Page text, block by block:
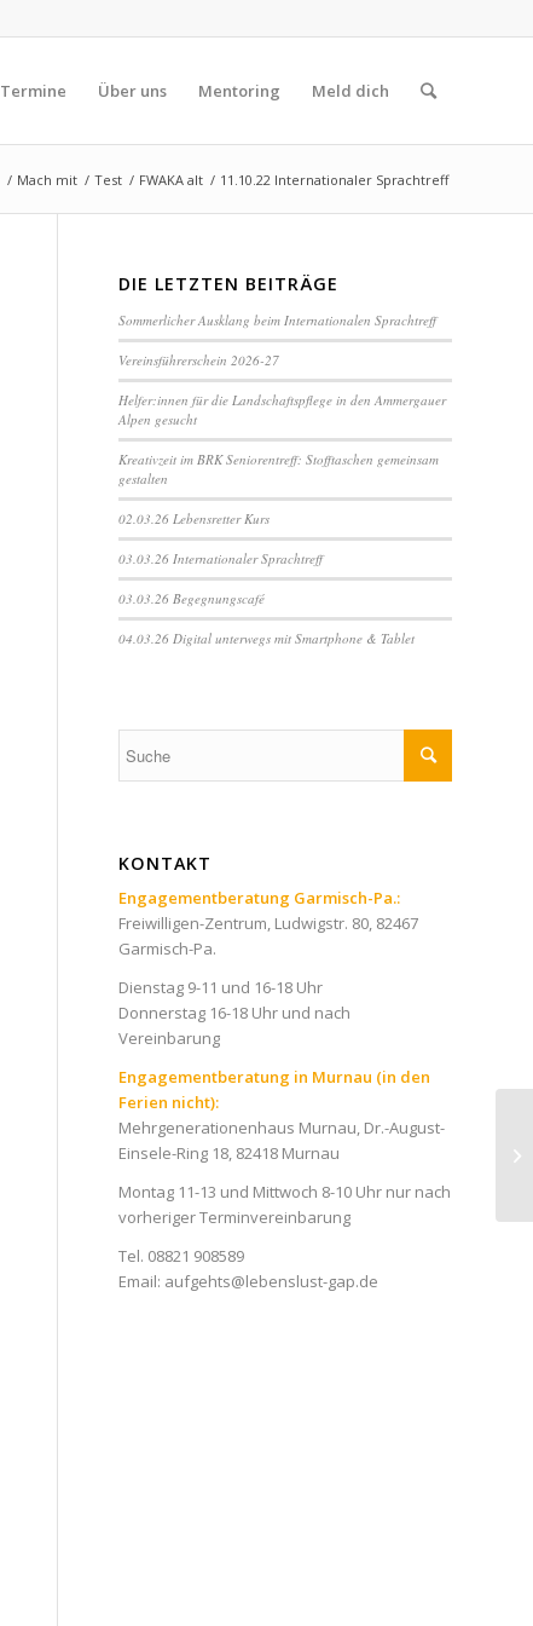
Termine Über uns Mentoring Meld dich
/ Mach mit / Test / FWAKA alt / 11.10.22 Internationaler Sprachtreff
DIE LETZTEN BEITRÄGE
Sommerlicher Ausklang beim Internationalen Sprachtreff
Vereinsführerschein 2026-27
Helfer:innen für die Landschaftspflege in den Ammergauer
Alpen gesucht
Kreativzeit im BRK Seniorentreff: Stofftaschen gemeinsam
gestalten
02.03.26 Lebensretter Kurs
03.03.26 Internationaler Sprachtreff
03.03.26 Begegnungscafé
04.03.26 Digital unterwegs mit Smartphone & Tablet
KONTAKT
Engagementberatung Garmisch-Pa.:
Freiwilligen-Zentrum, Ludwigstr. 80, 82467
Garmisch-Pa.
Dienstag 9-11 und 16-18 Uhr
Donnerstag 16-18 Uhr und nach
Vereinbarung
Engagementberatung in Murnau (in den
Ferien nicht):
Mehrgenerationenhaus Murnau, Dr.-August-
Einsele-Ring 18, 82418 Murnau
Montag 11-13 und Mittwoch 8-10 Uhr nur nach
vorheriger Terminvereinbarung
Tel. 08821 908589
Email: aufgehts@lebenslust-gap.de